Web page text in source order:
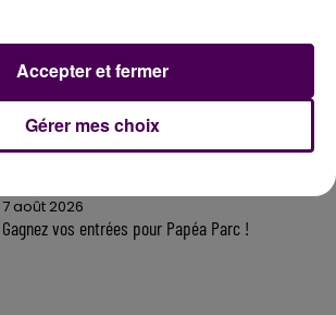
11 juillet 2026
Inscrivez-vous au casting The Voice & The Voice
7 août 2026
Gagnez vos entrées pour Papéa Parc !
Gérer mes choix
Accepter et fermer